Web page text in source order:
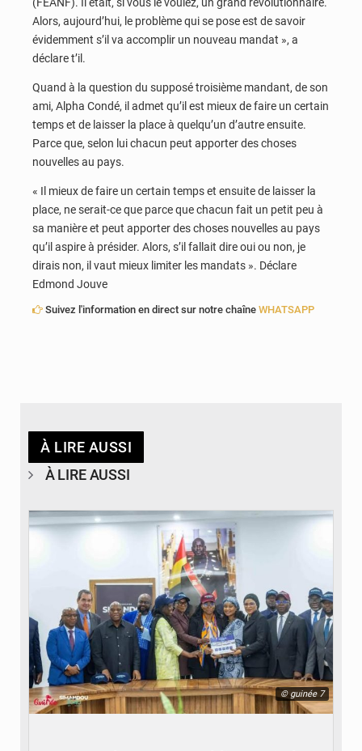
(FEANF). Il était, si vous le voulez, un grand révolutionnaire.
Alors, aujourd’hui, le problème qui se pose est de savoir
évidemment s’il va accomplir un nouveau mandat », a
déclare t’il.
Quand à la question du supposé troisième mandant, de son
ami, Alpha Condé, il admet qu’il est mieux de faire un certain
temps et de laisser la place à quelqu’un d’autre ensuite.
Parce que, selon lui chacun peut apporter des choses
nouvelles au pays.
« Il mieux de faire un certain temps et ensuite de laisser la
place, ne serait-ce que parce que chacun fait un petit peu à
sa manière et peut apporter des choses nouvelles au pays
qu’il aspire à présider. Alors, s’il fallait dire oui ou non, je
dirais non, il vaut mieux limiter les mandats ». Déclare
Edmond Jouve
Suivez l'information en direct sur notre chaîne WHATSAPP
À LIRE AUSSI
À LIRE AUSSI
© guinée 7